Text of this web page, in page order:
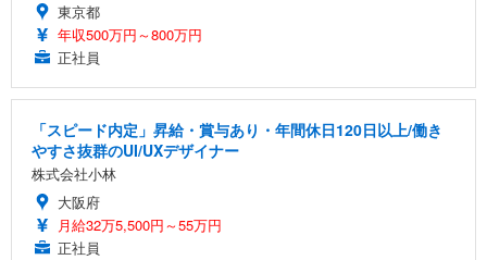
東京都
年収500万円～800万円
正社員
「スピード内定」昇給・賞与あり・年間休日120日以上/働き
やすさ抜群のUI/UXデザイナー
株式会社小林
大阪府
月給32万5,500円～55万円
正社員